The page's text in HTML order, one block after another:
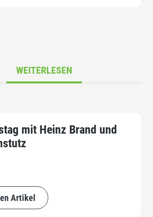
WEITERLESEN
mit Heinz Brand und
Artikel